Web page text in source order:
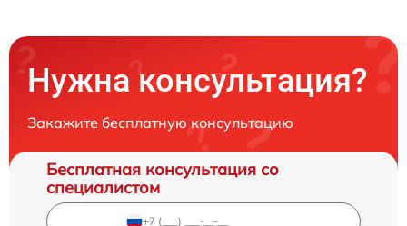
Нужна консультация?
Закажите бесплатную консультацию
Бесплатная консультация со
специалистом